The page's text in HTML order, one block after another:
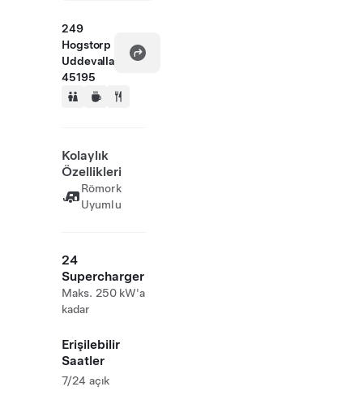
249
Hogstorp
Uddevalla
45195
Kolaylık
Özellikleri
Römork
Uyumlu
24
Supercharger
Maks. 250 kW'a
kadar
Erişilebilir
Saatler
7/24 açık